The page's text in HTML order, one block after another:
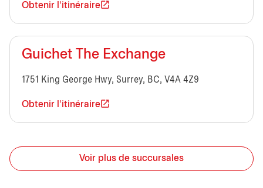
Obtenir l'itinéraire
Guichet The Exchange
1751 King George Hwy, Surrey, BC, V4A 4Z9
Obtenir l'itinéraire
Voir plus de succursales